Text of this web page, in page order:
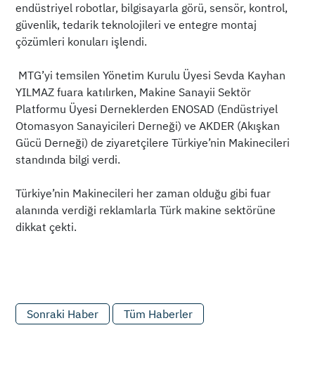
endüstriyel robotlar, bilgisayarla görü, sensör, kontrol,
güvenlik, tedarik teknolojileri ve entegre montaj
çözümleri konuları işlendi.
MTG’yi temsilen Yönetim Kurulu Üyesi Sevda Kayhan
YILMAZ fuara katılırken, Makine Sanayii Sektör
Platformu Üyesi Derneklerden ENOSAD (Endüstriyel
Otomasyon Sanayicileri Derneği) ve AKDER (Akışkan
Gücü Derneği) de ziyaretçilere Türkiye’nin Makinecileri
standında bilgi verdi.
Türkiye’nin Makinecileri her zaman olduğu gibi fuar
alanında verdiği reklamlarla Türk makine sektörüne
dikkat çekti.
Sonraki Haber Tüm Haberler